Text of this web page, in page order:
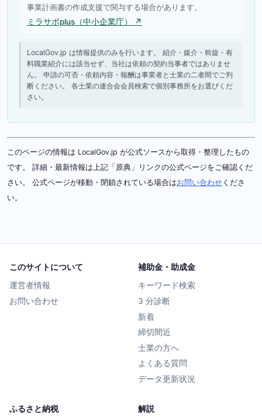
事業計画書の作成支援で関与する場合があります。
ミラサポplus（中小企業庁） ↗
LocalGov.jp は情報提供のみを行います。 紹介・媒介・斡旋・有
料職業紹介には該当せず、当社は依頼の契約当事者ではありませ
ん。 申請の可否・依頼内容・報酬は事業者と士業の二者間でご判
断ください。 各士業の連合会会員検索で個別事務所をお選びくだ
さい。
このページの情報は LocalGov.jp が公式ソースから取得・整理したもの
です。 詳細・最新情報は上記「原典」リンクの公式ページをご確認くだ
さい。 公式ページが移動・閉鎖されている場合はお問い合わせ くださ
い。
このサイトについて
運営者情報
お問い合わせ
補助金・助成金
キーワード検索
3 分診断
新着
締切間近
士業の方へ
よくある質問
データ更新状況
ふるさと納税 解説